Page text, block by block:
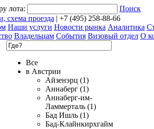
лота:
Поиск
схема проезда | +7 (495) 258-88-66
Наши услуги Новости рынка Аналитика
Владельцам События Визовый отдел О
Все
в Австрии
Айзенэрц (1)
Аннаберг (1)
Аннаберг-им-
Ламмерталь (1)
Бад Ишль (1)
Бад-Клайнкирхгайм